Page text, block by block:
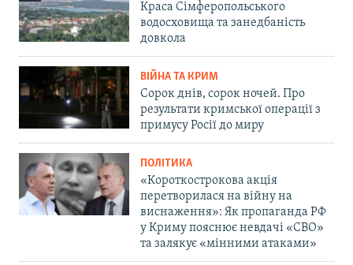
Краса Сімферопольського
водосховища та занедбаність
довкола
ВІЙНА ТА КРИМ
Сорок днів, сорок ночей. Про
результати кримської операції з
примусу Росії до миру
ПОЛІТИКА
«Короткострокова акція
перетворилася на війну на
виснаження»: Як пропаганда РФ
у Криму пояснює невдачі «СВО»
та залякує «мінними атаками»